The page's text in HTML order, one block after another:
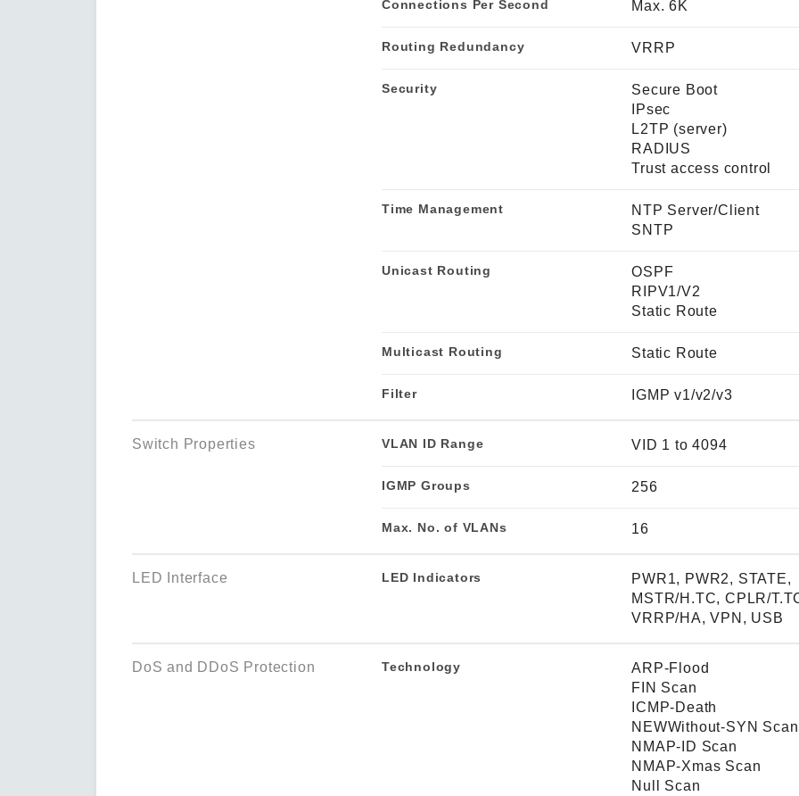
Connections Per Second Max. 6K
Routing Redundancy VRRP
Security
Secure Boot
IPsec
L2TP (server)
RADIUS
Trust access control
Time Management
NTP Server/Client
SNTP
Unicast Routing
OSPF
RIPV1/V2
Static Route
Multicast Routing Static Route
Filter IGMP v1/v2/v3
Switch Properties VLAN ID Range VID 1 to 4094
IGMP Groups 256
Max. No. of VLANs 16
LED Interface LED Indicators
PWR1, PWR2, STATE,
MSTR/H.TC, CPLR/
VRRP/HA, VPN, USB
DoS and DDoS Protection Technology
ARP-Flood
FIN Scan
ICMP-Death
NEWWithout-SYN Scan
NMAP-ID Scan
NMAP-Xmas Scan
Null Scan